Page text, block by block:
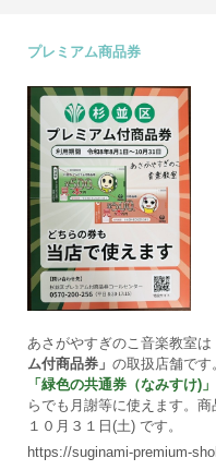
プレミアム商品券
あさがやすぎのこ音楽教室は
ム付商品券」 の取扱店舗です
「緑色の共通券（なみすけ)」
らでも月謝等に使えます。
１０月３１日(土) です。
https://suginami-premium-